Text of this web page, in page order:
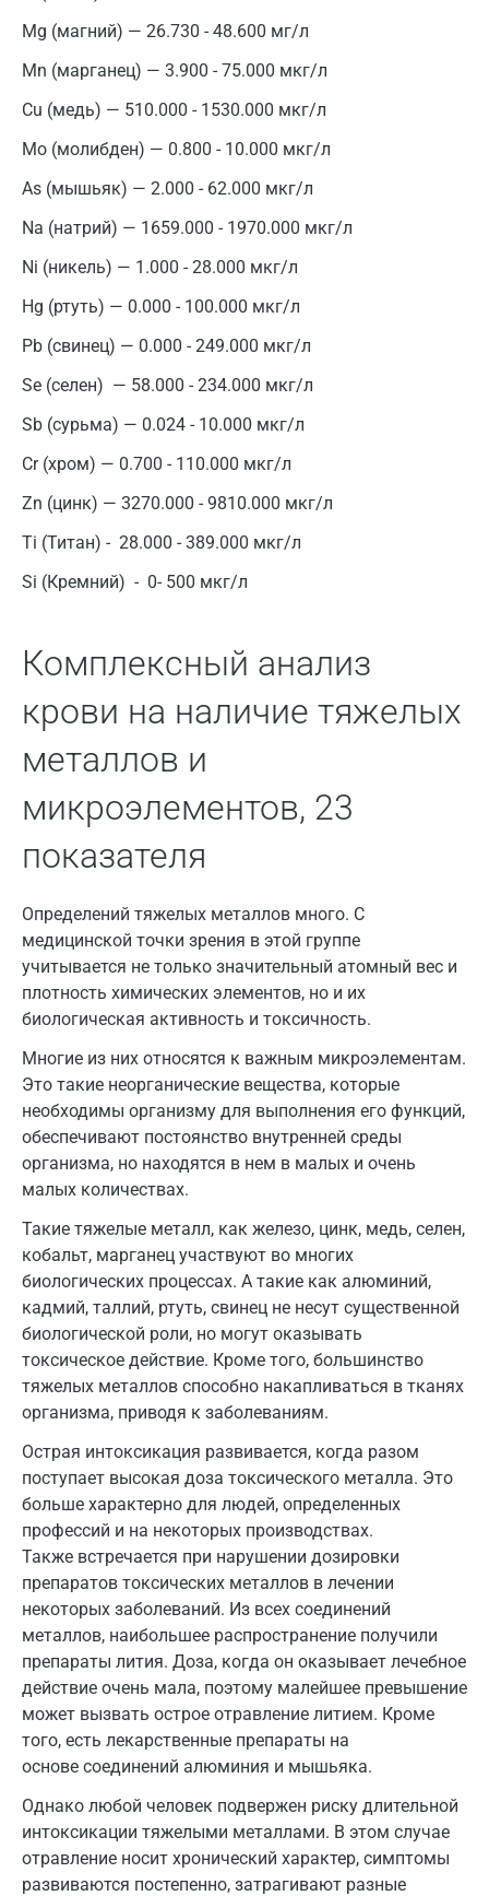
Mg (магний) — 26.730 - 48.600 мг/л
Mn (марганец) — 3.900 - 75.000 мкг/л
Cu (медь) — 510.000 - 1530.000 мкг/л
Мо (молибден) — 0.800 - 10.000 мкг/л
As (мышьяк) — 2.000 - 62.000 мкг/л
Na (натрий) — 1659.000 - 1970.000 мкг/л
Ni (никель) — 1.000 - 28.000 мкг/л
Hg (ртуть) — 0.000 - 100.000 мкг/л
Pb (свинец) — 0.000 - 249.000 мкг/л
Se (селен) — 58.000 - 234.000 мкг/л
Sb (сурьма) — 0.024 - 10.000 мкг/л
Cr (хром) — 0.700 - 110.000 мкг/л
Zn (цинк) — 3270.000 - 9810.000 мкг/л
Ti (Титан) - 28.000 - 389.000 мкг/л
Si (Кремний) - 0- 500 мкг/л
Комплексный анализ
крови на наличие тяжелых
металлов и
микроэлементов, 23
показателя
Определений тяжелых металлов много. С
медицинской точки зрения в этой группе
учитывается не только значительный атомный вес и
плотность химических элементов, но и их
биологическая активность и токсичность.
Многие из них относятся к важным микроэлементам.
Это такие неорганические вещества, которые
необходимы организму для выполнения его функций,
обеспечивают постоянство внутренней среды
организма, но находятся в нем в малых и очень
малых количествах.
Такие тяжелые металл, как железо, цинк, медь, селен,
кобальт, марганец участвуют во многих
биологических процессах. А такие как алюминий,
кадмий, таллий, ртуть, свинец не несут существенной
биологической роли, но могут оказывать
токсическое действие. Кроме того, большинство
тяжелых металлов способно накапливаться в тканях
организма, приводя к заболеваниям.
Острая интоксикация развивается, когда разом
поступает высокая доза токсического металла. Это
больше характерно для людей, определенных
профессий и на некоторых производствах.
Также встречается при нарушении дозировки
препаратов токсических металлов в лечении
некоторых заболеваний. Из всех соединений
металлов, наибольшее распространение получили
препараты лития. Доза, когда он оказывает лечебное
действие очень мала, поэтому малейшее превышение
может вызвать острое отравление литием. Кроме
того, есть лекарственные препараты на
основе соединений алюминия и мышьяка.
Однако любой человек подвержен риску длительной
интоксикации тяжелыми металлами. В этом случае
отравление носит хронический характер, симптомы
развиваются постепенно, затрагивают разные
Москва
Санкт-Петербург
Нижний Новгород
Казань
Альметьевск
Апрелевка
Армавир
Астрахань
Барнаул
Брянск
Великий Новгород
Видное
Владимир
Волжский
Вологда
Воронеж
Всеволожск
Гатчина
Геленджик
Голубое
Дзержинск
Дзержинский
Дмитров
Долгопрудный
Домодедово
Екатеринбург
Жуковский
Звенигород
Зеленоград
Иваново
Ивантеевка
Истра
Калининград